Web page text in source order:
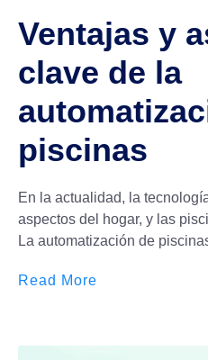
Ventajas y
clave de la
piscinas
En la actualidad, la
aspectos del hogar, y las
La automatización de
Read More